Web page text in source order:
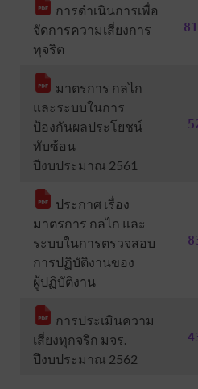
การดำเนินการเพื่อ
จัดการความเสี่ยงการ
ทุจริต
มาตรการ กลไก
และระบบในการ
ป้องกันผลประโยชน์
ทับซ้อน
ปีงบประมาณ 2561
ประกาศ เรื่อง
มาตรการ กลไก และ
ระบบในการตรวจสอบ
การปฏิบัติงานของ
ผู้ปฏิบัติงาน
การประเมินความ
เสี่ยงทุกจริก มจร.
ปีงบประมาณ 2562